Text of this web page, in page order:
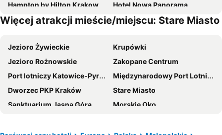
Hampton by Hilton Krakow
Hotel Nowa Panorama
Hotel Swing
Novotel Krakow City West
Hotel Wyspiański
Q Hotel Kraków
Campanile Krakow
B&B HOTEL Kraków Centrum
Ibis Styles Krakow Centrum
Qubus Hotel Kraków
Radisson Blu Hotel, Krakow
ibis Krakow Centrum
Hotel Felix
Hotel Conrad
Więcej atrakcji mieście/miejscu: Stare Miasto
Jezioro Żywieckie
Krupówki
Jezioro Rożnowskie
Zakopane Centrum
Port lotniczy Katowice-Pyrzowice
Międzynarodowy Port Lotniczy im Jana Pawła II
Dworzec PKP Kraków
Stare Miasto
Sanktuarium Jasna Góra
Morskie Oko
Aquapark Tatralandia
Złoty Groń